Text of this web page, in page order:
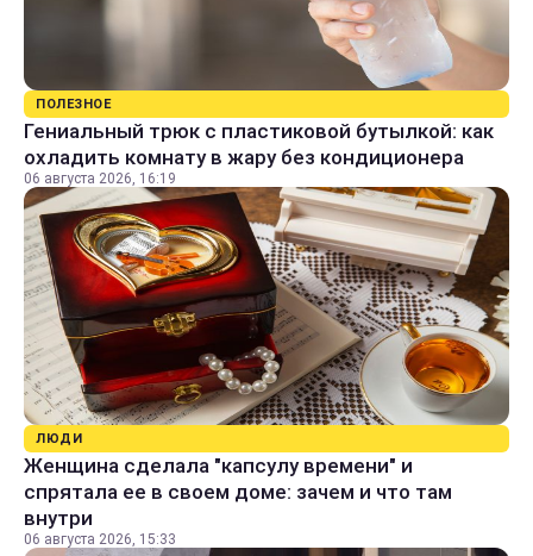
ПОЛЕЗНОЕ
Гениальный трюк с пластиковой бутылкой: как
охладить комнату в жару без кондиционера
06 августа 2026, 16:19
ЛЮДИ
Женщина сделала "капсулу времени" и
спрятала ее в своем доме: зачем и что там
внутри
06 августа 2026, 15:33